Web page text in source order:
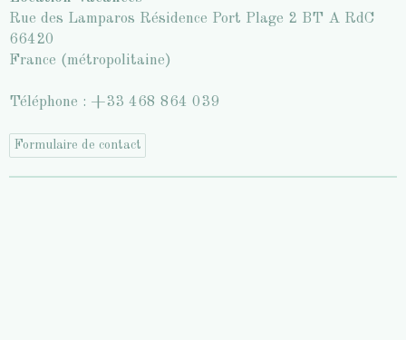
Rue des Lamparos Résidence Port Plage 2 BT A RdC
66420
France (métropolitaine)
Téléphone : +33 468 864 039
Formulaire de contact